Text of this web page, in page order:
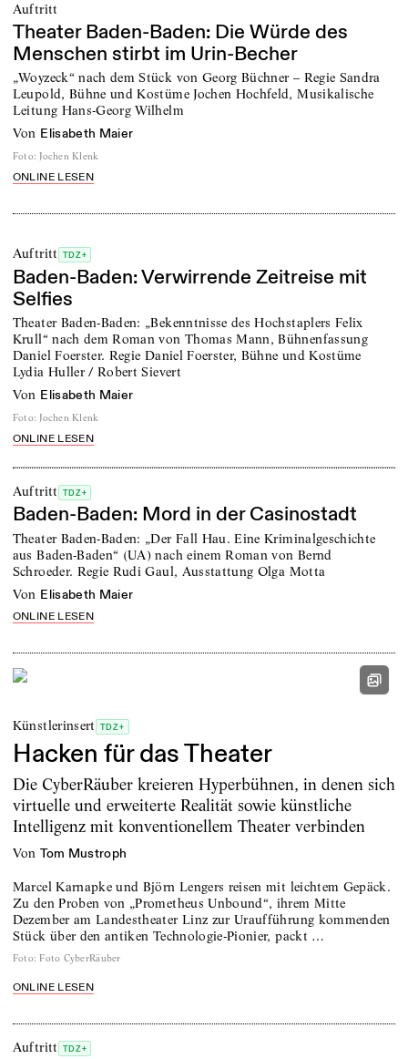
Auftritt
Theater Baden-Baden: Die Würde des
Menschen stirbt im Urin-Becher
„Woyzeck“ nach dem Stück von Georg Büchner – Regie Sandra
Leupold, Bühne und Kostüme Jochen Hochfeld, Musikalische
Leitung Hans-Georg Wilhelm
von Elisabeth Maier
Foto: Jochen Klenk
ONLINE LESEN
Auftritt TDZ+
Baden-Baden: Verwirrende Zeitreise mit
Selfies
Theater Baden-Baden: „Bekenntnisse des Hochstaplers Felix
Krull“ nach dem Roman von Thomas Mann, Bühnenfassung
Daniel Foerster. Regie Daniel Foerster, Bühne und Kostüme
Lydia Huller / Robert Sievert
von Elisabeth Maier
Foto: Jochen Klenk
ONLINE LESEN
Auftritt TDZ+
Baden-Baden: Mord in der Casinostadt
Theater Baden-Baden: „Der Fall Hau. Eine Kriminalgeschichte
aus Baden-Baden“ (UA) nach einem Roman von Bernd
Schroeder. Regie Rudi Gaul, Ausstattung Olga Motta
von Elisabeth Maier
ONLINE LESEN
Künstlerinsert TDZ+
Hacken für das Theater
Die CyberRäuber kreieren Hyperbühnen, in denen sich
virtuelle und erweiterte Realität sowie künstliche
Intelligenz mit konventionellem Theater verbinden
von Tom Mustroph
Marcel Karnapke und Björn Lengers reisen mit leichtem Gepäck.
Zu den Proben von „Prometheus Unbound“, ihrem Mitte
Dezember am Landestheater Linz zur Uraufführung kommenden
Stück über den antiken Technologie-Pionier, packt …
Foto: Foto CyberRäuber
ONLINE LESEN
Auftritt TDZ+